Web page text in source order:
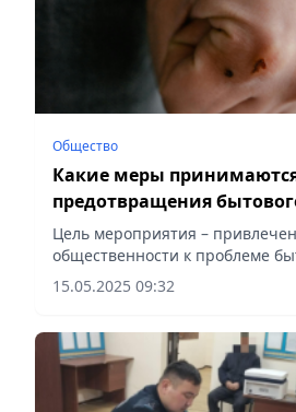
Общество
Какие меры
предотвращения
Астане
Цель мероприятия –
общественности к проблеме
сообщает Vecher.kz.
15.05.2025 09:32